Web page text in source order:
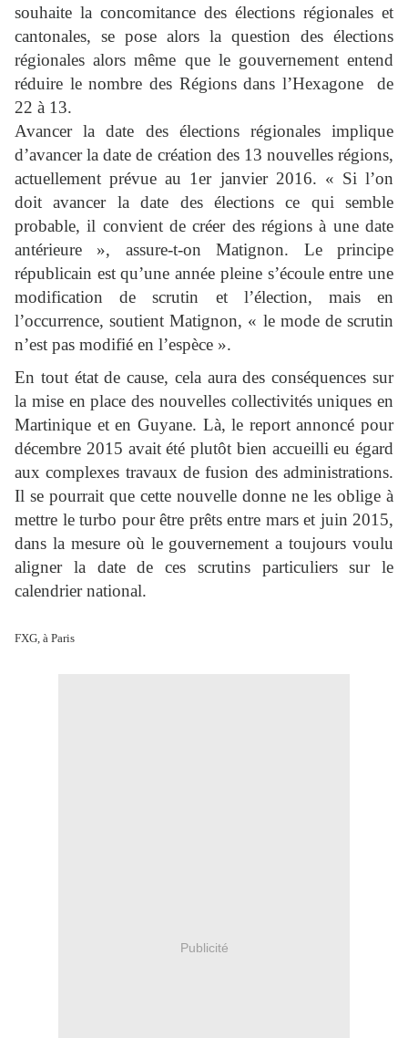
souhaite la concomitance des élections régionales et
cantonales, se pose alors la question des élections
régionales alors même que le gouvernement entend
réduire le nombre des Régions dans l’Hexagone de
22 à 13.
Avancer la date des élections régionales implique
d’avancer la date de création des 13 nouvelles régions,
actuellement prévue au 1er janvier 2016. « Si l’on
doit avancer la date des élections ce qui semble
probable, il convient de créer des régions à une date
antérieure », assure-t-on Matignon. Le principe
républicain est qu’une année pleine s’écoule entre une
modification de scrutin et l’élection, mais en
l’occurrence, soutient Matignon, « le mode de scrutin
n’est pas modifié en l’espèce ».
En tout état de cause, cela aura des conséquences sur
la mise en place des nouvelles collectivités uniques en
Martinique et en Guyane. Là, le report annoncé pour
décembre 2015 avait été plutôt bien accueilli eu égard
aux complexes travaux de fusion des administrations.
Il se pourrait que cette nouvelle donne ne les oblige à
mettre le turbo pour être prêts entre mars et juin 2015,
dans la mesure où le gouvernement a toujours voulu
aligner la date de ces scrutins particuliers sur le
calendrier national.
FXG, à Paris
Publicité